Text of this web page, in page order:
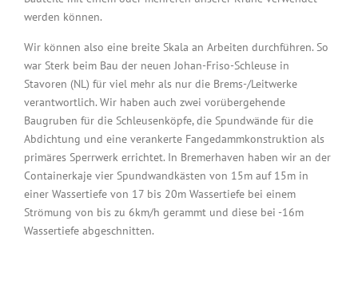
werden können.
Wir können also eine breite Skala an Arbeiten durchführen. So
war Sterk beim Bau der neuen Johan-Friso-Schleuse in
Stavoren (NL) für viel mehr als nur die Brems-/Leitwerke
verantwortlich. Wir haben auch zwei vorübergehende
Baugruben für die Schleusenköpfe, die Spundwände für die
Abdichtung und eine verankerte Fangedammkonstruktion als
primäres Sperrwerk errichtet. In Bremerhaven haben wir an der
Containerkaje vier Spundwandkästen von 15m auf 15m in
einer Wassertiefe von 17 bis 20m Wassertiefe bei einem
Strömung von bis zu 6km/h gerammt und diese bei -16m
Wassertiefe abgeschnitten.